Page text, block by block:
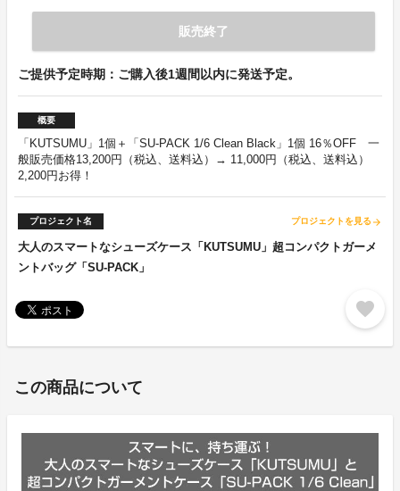
販売終了
ご提供予定時期：ご購入後1週間以内に発送予定。
概要
「KUTSUMU」1個＋「SU-PACK 1/6 Clean Black」1個 16％OFF 一
般販売価格13,200円（税込、送料込）→ 11,000円（税込、送料込）
2,200円お得！
プロジェクト名 プロジェクトを見る arrow_forward
大人のスマートなシューズケース「KUTSUMU」超コンパクトガーメ
ントバッグ「SU-PACK」
favorite
この商品について